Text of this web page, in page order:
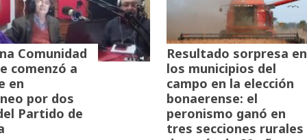
Comunidad
comenzó a
en
por dos
Partido de
Resultado sorpresa en
los municipios del
campo en la elección
bonaerense: el
peronismo ganó en
tres secciones rurales